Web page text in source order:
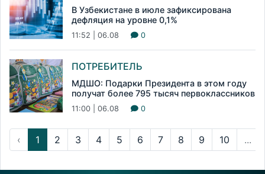
В Узбекистане в июле зафиксирована
дефляция на уровне 0,1%
11:52 | 06.08 0
ПОТРЕБИТЕЛЬ
МДШО: Подарки Президента в этом году
получат более 795 тысяч первоклассников
11:00 | 06.08 0
‹ 1 2 3 4 5 6 7 8 9 10 ...